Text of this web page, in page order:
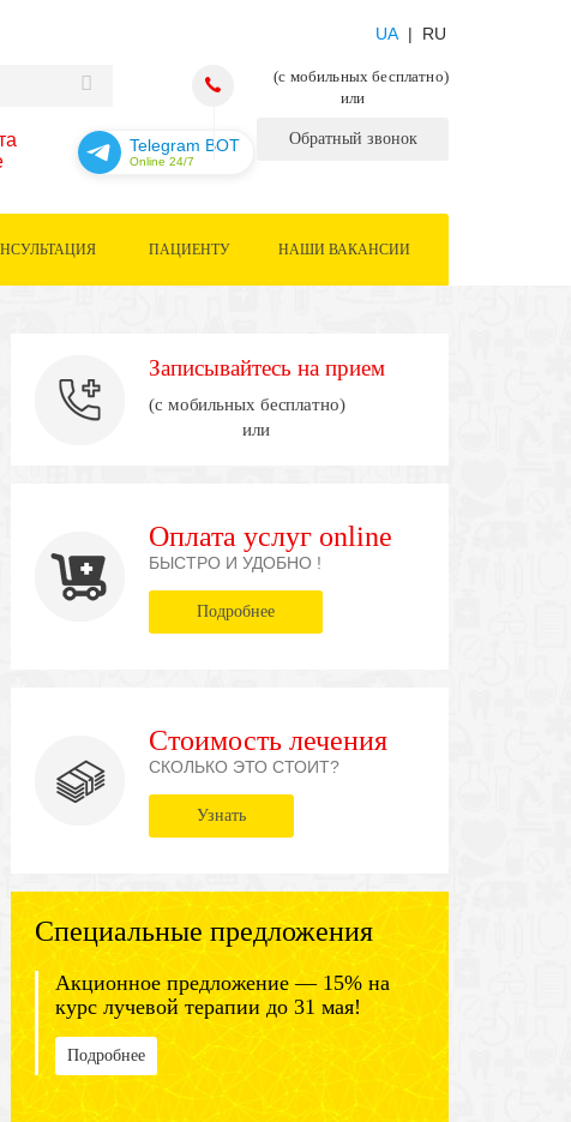
(с мобильных бесплатно)
или
Обратный звонок
UA | RU
Telegram BOT
Online 24/7
ПАЦИЕНТУ НАШИ ВАКАНСИИ
Записывайтесь на прием
(с мобильных бесплатно)
или
Оплата услуг online
БЫСТРО И УДОБНО !
Подробнее
Стоимость лечения
СКОЛЬКО ЭТО СТОИТ?
Узнать
Специальные предложения
Акционное предложение — 15% на
курс лучевой терапии до 31 мая!
Подробнее